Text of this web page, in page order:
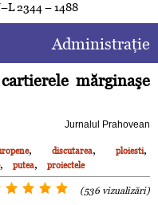
2344 – 1488
Administraţie
mărginaşe
Jurnalul Prahovean
, discutarea, ploiesti,
, putea, proiectele
(536 vizualizări)